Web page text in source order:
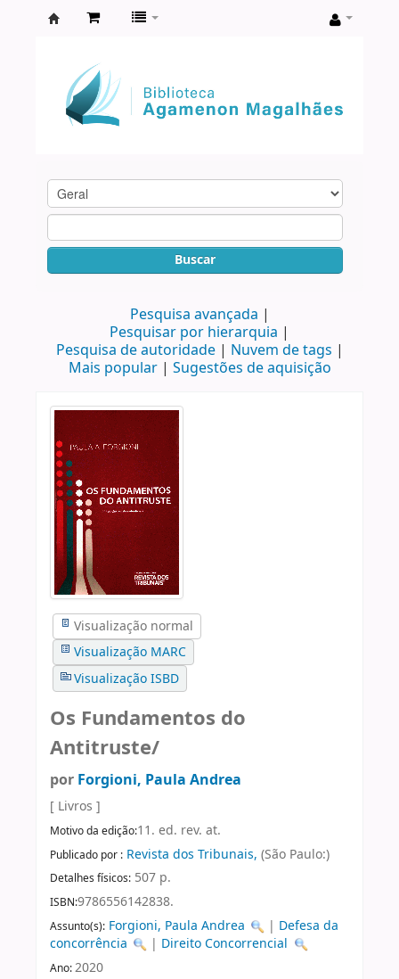
Agamenon
Magalhães
Buscar
Pesquisa avançada
Pesquisar por hierarquia
Pesquisa de autoridade
Nuvem de tags
Mais popular
Sugestões de aquisição
Visualização normal
Visualização MARC
Visualização ISBD
Os Fundamentos do
Antitruste/
por Forgioni, Paula Andrea
[ Livros ]
Motivo da edição:11. ed. rev. at.
Publicado por : Revista dos Tribunais, (São Paulo:)
Detalhes físicos: 507 p.
ISBN:9786556142838.
Assunto(s): Forgioni, Paula Andrea | Defesa da
concorrência
| Direito Concorrencial
Ano:2020